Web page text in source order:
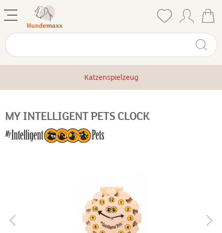
Katzenspielzeug
MY INTELLIGENT PETS CLOCK